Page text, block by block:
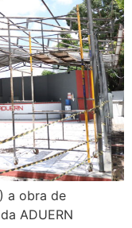
a obra de
ADUERN